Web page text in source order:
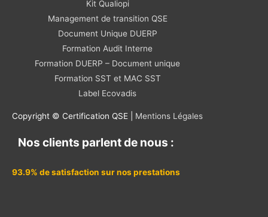
Kit Qualiopi
Management de transition QSE
Document Unique DUERP
Formation Audit Interne
Formation DUERP – Document unique
Formation SST et MAC SST
Label Ecovadis
Copyright © Certification QSE | Mentions Légales
Nos clients parlent de nous :
93.9% de satisfaction sur nos prestations